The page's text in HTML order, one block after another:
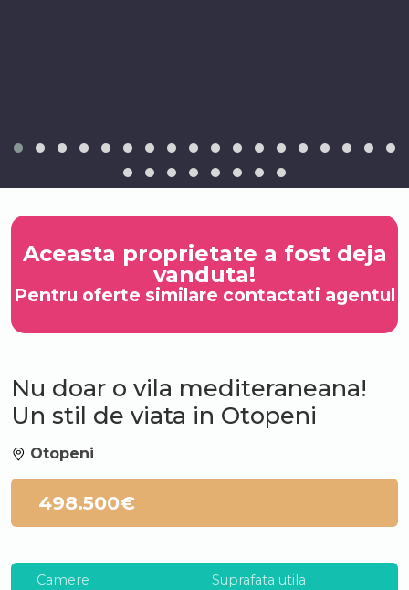
Aceasta proprietate a fost deja
vanduta!
Pentru oferte similare contactati agentul
Nu doar o vila mediteraneana!
Un stil de viata in Otopeni
Otopeni
498.500€
Camere Suprafata utila